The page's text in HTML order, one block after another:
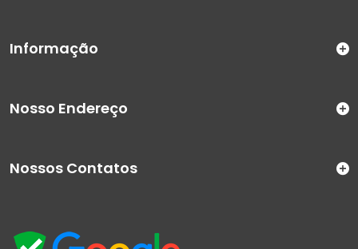
Informação
Nosso Endereço
Nossos Contatos